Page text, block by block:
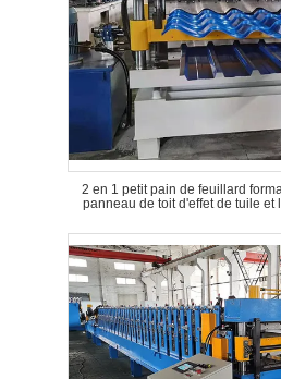
2 en 1 petit pain de feuillard
panneau de toit d'effet de tuile et